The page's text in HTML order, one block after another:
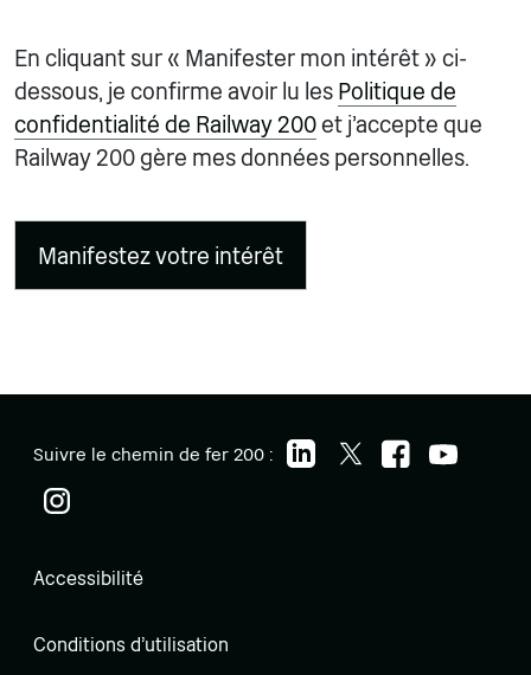
En cliquant sur « Manifester mon intérêt » ci-
dessous, je confirme avoir lu les Politique de
confidentialité de Railway 200et j'accepte que
Railway 200 gère mes données personnelles.
Suivre le chemin de fer 200 :
Accessibilité
Conditions d'utilisation